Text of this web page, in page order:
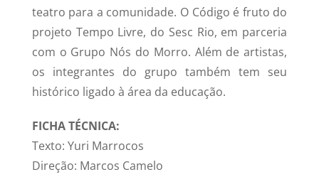
teatro para a comunidade. O Código é fruto do
projeto Tempo Livre, do Sesc Rio, em parceria
com o Grupo Nós do Morro. Além de artistas,
os integrantes do grupo também tem seu
histórico ligado à área da educação.
FICHA TÉCNICA:
Texto: Yuri Marrocos
Direção: Marcos Camelo